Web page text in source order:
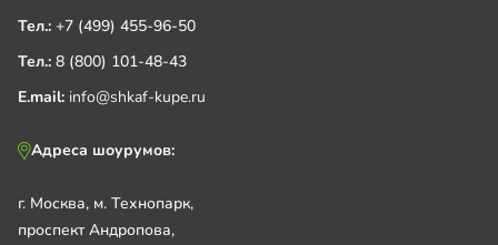
Тел.: +7 (499) 455-96-50
Тел.: 8 (800) 101-48-43
E.mail: info@shkaf-kupe.ru
Адреса шоурумов:
г. Москва, м. Технопарк,
проспект Андропова,